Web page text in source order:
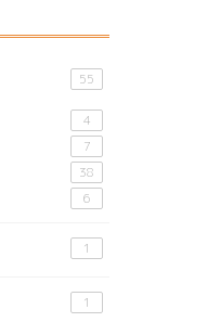
55
4
7
38
6
1
1